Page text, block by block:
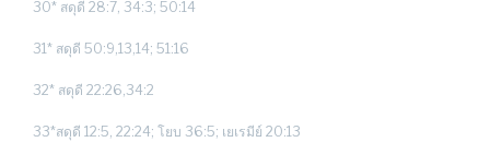
30* สดุดี 28:7, 34:3; 50:14
31* สดุดี 50:9,13,14; 51:16
32* สดุดี 22:26,34:2
33*สดุดี 12:5, 22:24; โยบ 36:5; เยเรมีย์ 20:13